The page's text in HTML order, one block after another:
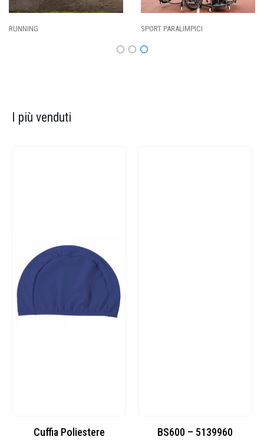
SPORT PARALIMPICI CALCIO
I più venduti
Cuffia Poliestere BS600 – 5139960